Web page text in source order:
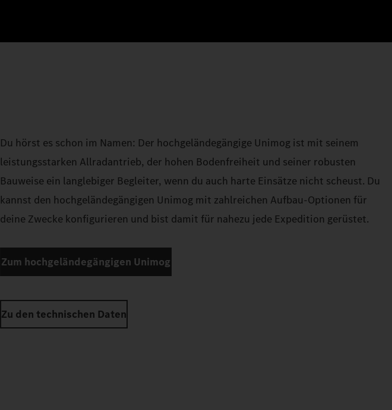
Du hörst es schon im Namen: Der hochgeländegängige Unimog ist mit seinem
leistungsstarken Allradantrieb, der hohen Bodenfreiheit und seiner robusten
Bauweise ein langlebiger Begleiter, wenn du auch harte Einsätze nicht scheust. Du
kannst den hochgeländegängigen Unimog mit zahlreichen Aufbau-Optionen für
deine Zwecke konfigurieren und bist damit für nahezu jede Expedition gerüstet.
Zum hochgeländegängigen Unimog
Zu den technischen Daten